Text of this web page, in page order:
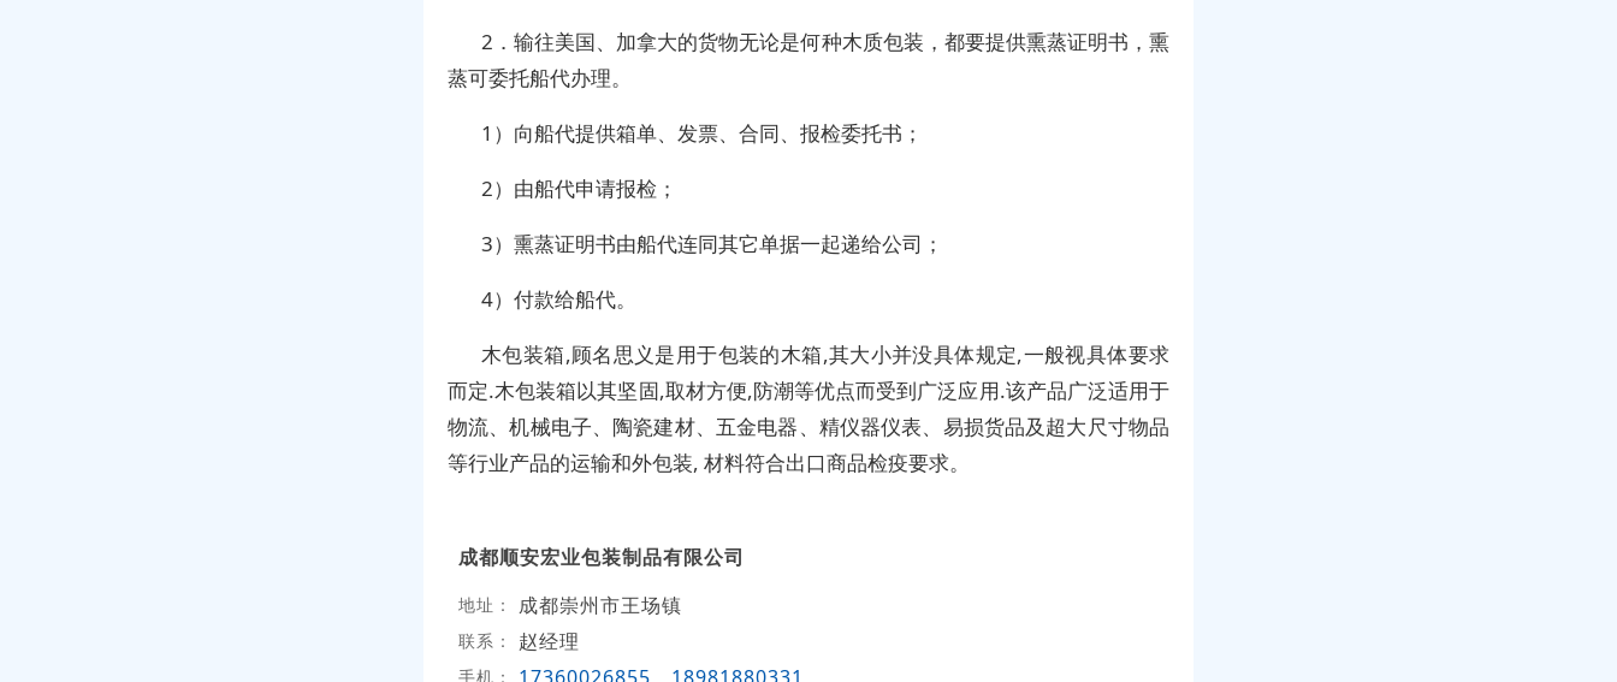
2．输往美国、加拿大的货物无论是何种木质包装，都要提供熏蒸证明书，熏
蒸可委托船代办理。
1）向船代提供箱单、发票、合同、报检委托书；
2）由船代申请报检；
3）熏蒸证明书由船代连同其它单据一起递给公司；
4）付款给船代。
木包装箱,顾名思义是用于包装的木箱,其大小并没具体规定,一般视具体要求
而定.木包装箱以其坚固,取材方便,防潮等优点而受到广泛应用.该产品广泛适用于
物流、机械电子、陶瓷建材、五金电器、精仪器仪表、易损货品及超大尺寸物品
等行业产品的运输和外包装, 材料符合出口商品检疫要求。
成都顺安宏业包装制品有限公司
地址： 成都崇州市王场镇
联系： 赵经理
手机：